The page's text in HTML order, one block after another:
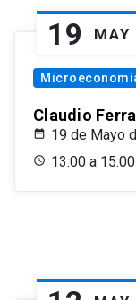
19 MAY
Claudio
19 de Mayo
13:00 a 15:00